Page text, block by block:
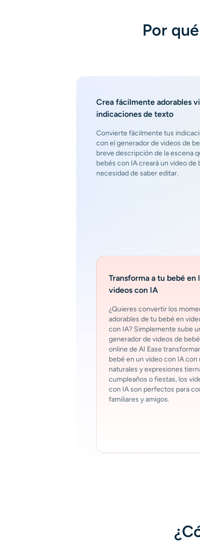
Por
Crea fácilmente adorables
indicaciones de texto
Convierte fácilmente tus
con el generador de videos de
breve descripción de la escena
bebés con IA creará un video de
necesidad de saber editar.
Transforma a tu bebé en
videos con IA
¿Quieres convertir los
adorables de tu bebé en
con IA? Simplemente sube
generador de videos de
online de AI Ease
bebé en un video con IA
naturales y expresiones
cumpleaños o fiestas, los
con IA son perfectos para
familiares y amigos.